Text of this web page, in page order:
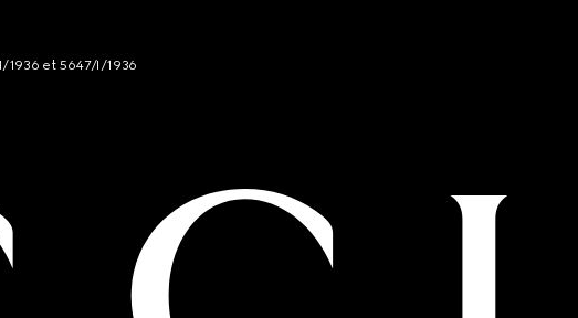
I/1936 et 5647/I/1936